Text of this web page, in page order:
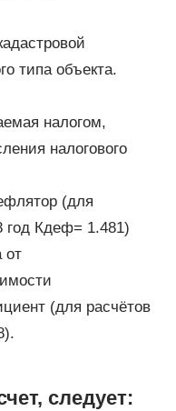
типа объекта.
налогом,
налогового
(для
год Кдеф= 1.481)
от
(для расчётов
следует: